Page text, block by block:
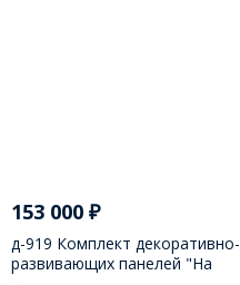
153 000 ₽
д-919 Комплект декоративно-
развивающих панелей "На